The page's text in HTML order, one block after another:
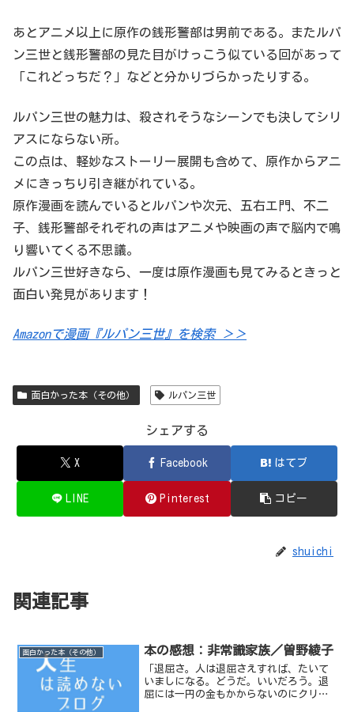
あとアニメ以上に原作の銭形警部は男前である。またルパ
ン三世と銭形警部の見た目がけっこう似ている回があって
「これどっちだ？」などと分かりづらかったりする。
ルパン三世の魅力は、殺されそうなシーンでも決してシリ
アスにならない所。
この点は、軽妙なストーリー展開も含めて、原作からアニ
メにきっちり引き継がれている。
原作漫画を読んでいるとルパンや次元、五右エ門、不二
子、銭形警部それぞれの声はアニメや映画の声で脳内で鳴
り響いてくる不思議。
ルパン三世好きなら、一度は原作漫画も見てみるときっと
面白い発見があります！
Amazonで漫画『ルパン三世』を検索 ＞＞
面白かった本（その他） ルパン三世
シェアする
X Facebook はてブ
LINE Pinterest コピー
shuichi
関連記事
面白かった本（その他） 本の感想：非常識家族／曽野綾子
「退屈さ。人は退屈さえすれば、たいて
いましになる。どうだ。いいだろう。退
屈には一円の金もかからないのにクリエ